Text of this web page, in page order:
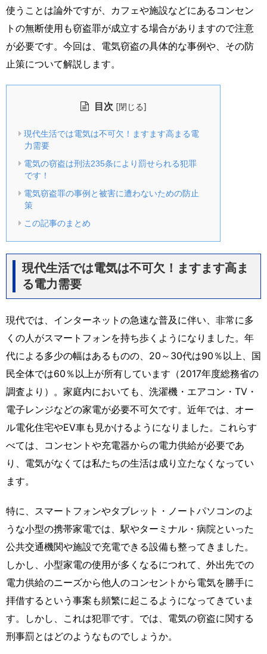
使うことは論外ですが、カフェや施設などにあるコンセン
トの無断使用も窃盗罪が成立する場合がありますので注意
が必要です。今回は、電気窃盗の具体的な事例や、その防
止策について解説します。
目次 [閉じる]
現代生活では電気は不可欠！ますます高まる電
力需要
電気の窃盗は刑法235条により罰せられる犯罪
です！
電気窃盗罪の事例と被害に遭わないための防止
策
この記事のまとめ
現代生活では電気は不可欠！ますます高ま
る電力需要
現代では、インターネットの急速な普及に伴い、非常に多
くの人がスマートフォンを持ち歩くようになりました。年
代による多少の幅はあるものの、20～30代は90％以上、国
民全体では60％以上が所有しています（2017年度総務省の
調査より）。家庭内においても、洗濯機・エアコン・TV・
電子レンジなどの家電が必要不可欠です。近年では、オー
ル電化住宅やEV車も見かけるようになりました。これらす
べては、コンセントや充電器からの電力供給が必要であ
り、電気がなくては私たちの生活は成り立たなくなってい
ます。
特に、スマートフォンやタブレット・ノートパソコンのよ
うな小型の携帯家電では、駅やターミナル・病院といった
公共交通機関や施設で充電できる設備も整ってきました。
しかし、小型家電の使用が多くなるにつれて、外出先での
電力供給のニーズから他人のコンセントから電気を勝手に
拝借するという事案も頻繁に起こるようになってきていま
す。しかし、これは犯罪です。では、電気の窃盗に関する
刑事罰とはどのようなものでしょうか。